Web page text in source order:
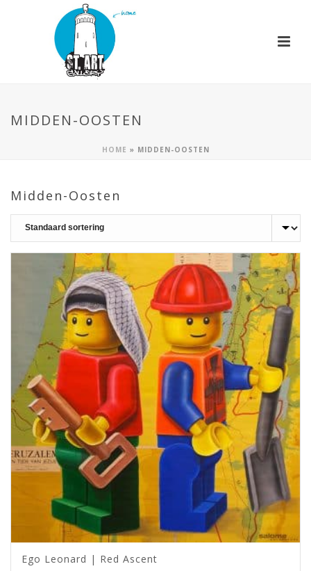
MIDDEN-OOSTEN
HOME » MIDDEN-OOSTEN
Midden-Oosten
Ego Leonard | Red Ascent